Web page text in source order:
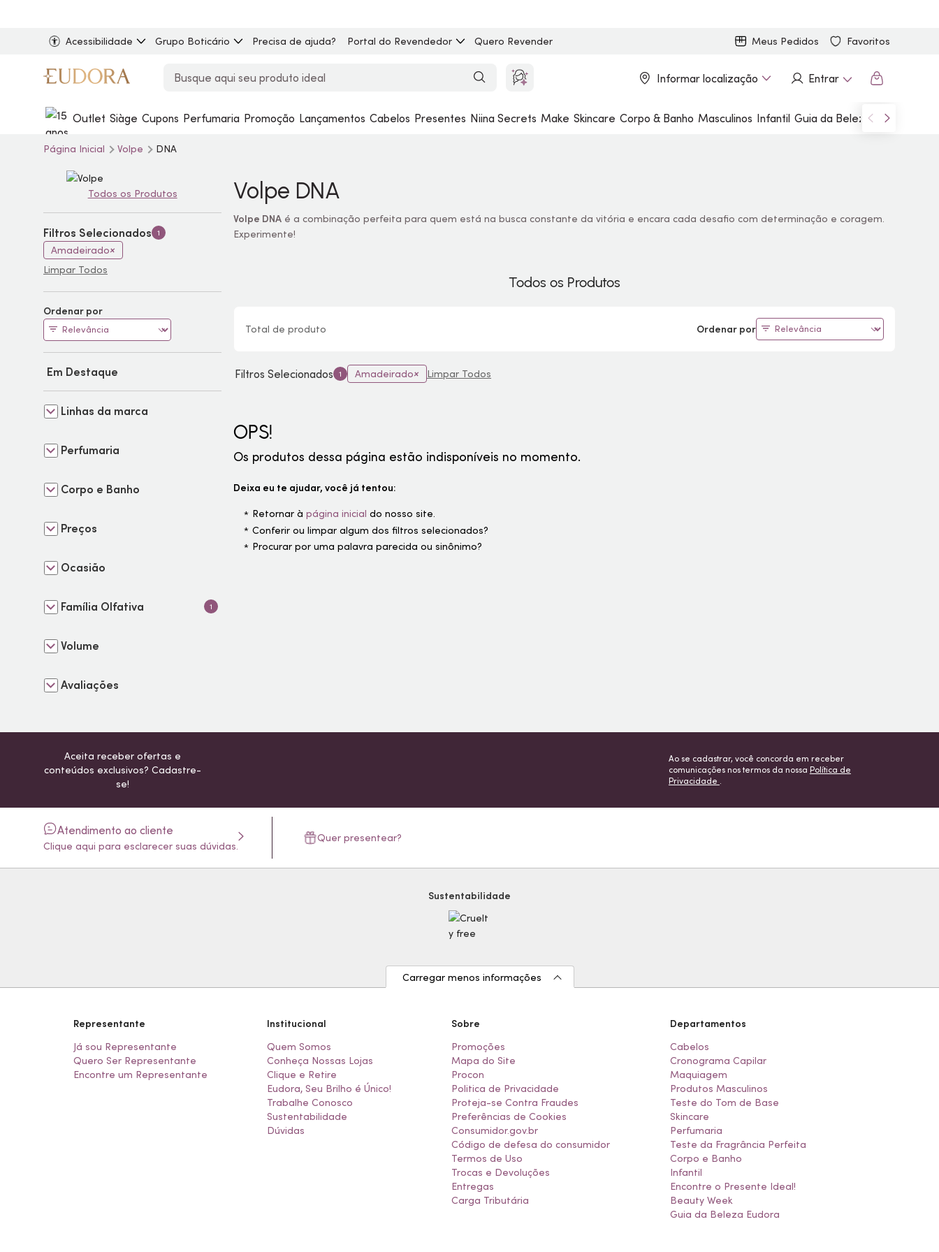
Acessibilidade Grupo Boticário Precisa de ajuda? Portal do Revendedor Quero Revender Meus Pedidos Favoritos
Informar localização Entrar
Outlet Siàge Cupons Perfumaria Promoção Lançamentos Cabelos Presentes Niina Secrets Make Skincare Corpo & Banho Masculinos Infantil Guia da Beleza Marcas
Página Inicial Volpe DNA
Volpe DNA
Volpe DNA é a combinação perfeita para quem está na busca constante da vitória e encara cada desafio com determinação e coragem.
Experimente!
Todos os Produtos
Total deproduto Ordenar por
Filtros Selecionados 1 Amadeirado Limpar Todos
OPS!
Os produtos dessa página estão indisponíveis no momento.
Deixa eu te ajudar, você já tentou:
Retornar àpágina inicial do nosso site.
Conferir ou limpar algum dos filtros selecionados?
Procurar por uma palavra parecida ou sinônimo?
Todos os Produtos
Filtros Selecionados 1
Amadeirado
Limpar Todos
Ordenar por
Em Destaque
Linhas da marca
Perfumaria
Corpo e Banho
Preços
Ocasião
Família Olfativa 1
Volume
Avaliações
Aceita receber ofertas e
conteúdos exclusivos? Cadastre-
se!
Ao se cadastrar, você concorda em receber
comunicações nos termos da nossa Política de
Privacidade .
Atendimento ao cliente
Clique aqui para esclarecer suas dúvidas.
Quer presentear?
Sustentabilidade
Carregar menos informações
Representante
Já sou Representante
Quero Ser Representante
Encontre um Representante
Institucional
Quem Somos
Conheça Nossas Lojas
Clique e Retire
Eudora, Seu Brilho é Único!
Trabalhe Conosco
Sustentabilidade
Dúvidas
Sobre
Promoções
Mapa do Site
Procon
Politica de Privacidade
Proteja-se Contra Fraudes
Preferências de Cookies
Consumidor.gov.br
Código de defesa do consumidor
Termos de Uso
Trocas e Devoluções
Entregas
Carga Tributária
Departamentos
Cabelos
Cronograma Capilar
Maquiagem
Produtos Masculinos
Teste do Tom de Base
Skincare
Perfumaria
Teste da Fragrância Perfeita
Corpo e Banho
Infantil
Encontre o Presente Ideal!
Beauty Week
Guia da Beleza Eudora